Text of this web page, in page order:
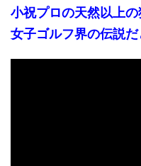
小祝プロの天然以上
女子ゴルフ界の伝説だ